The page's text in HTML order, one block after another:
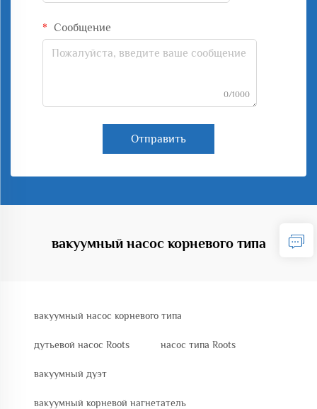
Сообщение
0/1000
Отправить
вакуумный насос корневого типа
вакуумный насос корневого типа
дутьевой насос Roots насос типа Roots
вакуумный дуэт
вакуумный корневой нагнетатель